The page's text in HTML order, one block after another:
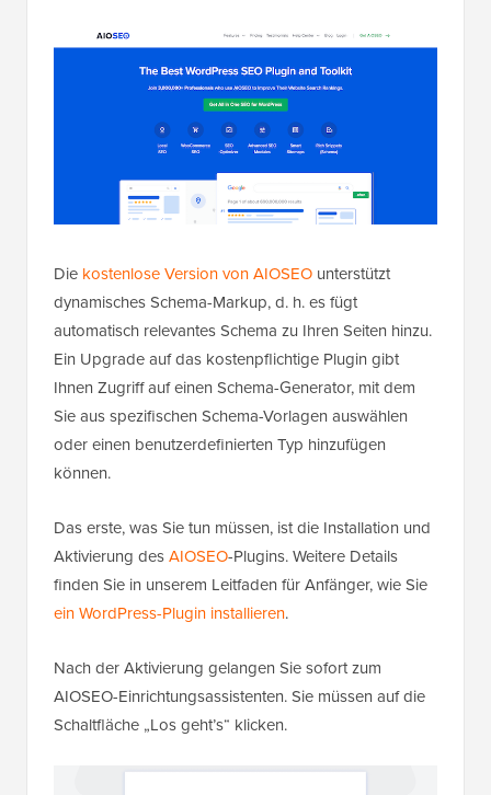
Die kostenlose Version von AIOSEO unterstützt
dynamisches Schema-Markup, d. h. es fügt
automatisch relevantes Schema zu Ihren Seiten hinzu.
Ein Upgrade auf das kostenpflichtige Plugin gibt
Ihnen Zugriff auf einen Schema-Generator, mit dem
Sie aus spezifischen Schema-Vorlagen auswählen
oder einen benutzerdefinierten Typ hinzufügen
können.
Das erste, was Sie tun müssen, ist die Installation und
Aktivierung desAIOSEO-Plugins. Weitere Details
finden Sie in unserem Leitfaden für Anfänger, wie Sie
ein WordPress-Plugin installieren.
Nach der Aktivierung gelangen Sie sofort zum
AIOSEO-Einrichtungsassistenten. Sie müssen auf die
Schaltfläche „Los geht’s“ klicken.